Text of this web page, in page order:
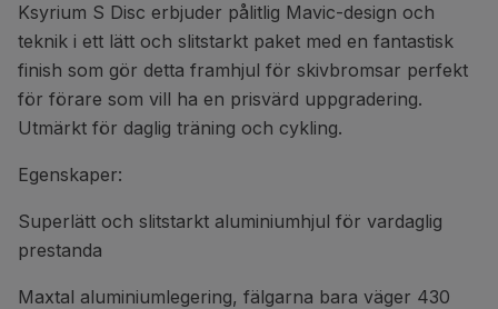
Ksyrium S Disc erbjuder pålitlig Mavic-design och
teknik i ett lätt och slitstarkt paket med en fantastisk
finish som gör detta framhjul för skivbromsar perfekt
för förare som vill ha en prisvärd uppgradering.
Utmärkt för daglig träning och cykling.
Egenskaper:
Superlätt och slitstarkt aluminiumhjul för vardaglig
prestanda
Maxtal aluminiumlegering, fälgarna bara väger 430